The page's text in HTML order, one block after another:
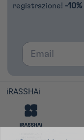
registrazione! -10%
Email
iRASSHAi